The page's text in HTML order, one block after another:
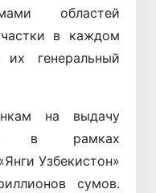
областей
в каждом
их генеральный
на выдачу
в рамках
Узбекистон»
сумов.